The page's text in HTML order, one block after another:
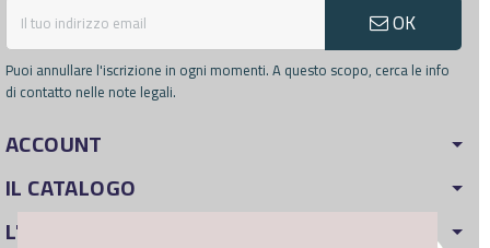
OK
Puoi annullare l'iscrizione in ogni momenti. A questo scopo, cerca le info
di contatto nelle note legali.
ACCOUNT
IL CATALOGO
L'AZIENDA